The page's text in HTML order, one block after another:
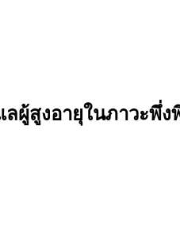
สูงอายุในภาวะพึ่